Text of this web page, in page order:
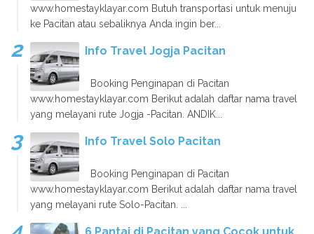
www.homestayklayar.com Butuh transportasi untuk menuju
ke Pacitan atau sebaliknya Anda ingin ber...
Info Travel Jogja Pacitan
Booking Penginapan di Pacitan
www.homestayklayar.com Berikut adalah daftar nama travel
yang melayani rute Jogja -Pacitan. ANDIK...
Info Travel Solo Pacitan
Booking Penginapan di Pacitan
www.homestayklayar.com Berikut adalah daftar nama travel
yang melayani rute Solo-Pacitan. ...